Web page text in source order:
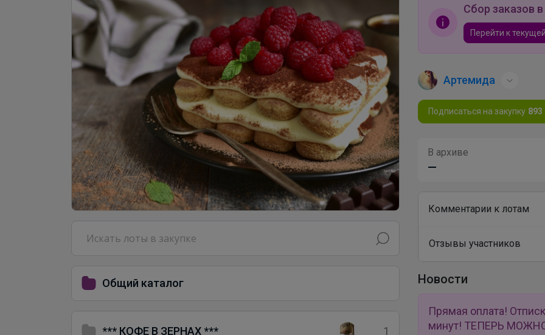
Общий каталог
*** КОФЕ В ЗЕРНАХ *** 1
Сбор заказов
Перейти к
Артемида
Подписаться на закупку 893
В архиве
—
Комментарии к лотам
Отзывы участников
Новости
Прямая оплата!
минут! ТЕПЕРЬ